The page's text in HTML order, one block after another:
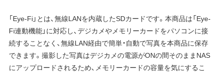
「Eye-Fi」とは、無線LANを内蔵したSDカードです。本商品は「Eye-
Fi連動機能」に対応し、デジカメやメモリーカードをパソコンに接
続することなく、無線LAN経由で簡単・自動で写真を本商品に保存
できます。撮影した写真はデジカメの電源がONの間そのままNAS
にアップロードされるため、メモリーカードの容量を気にするこ